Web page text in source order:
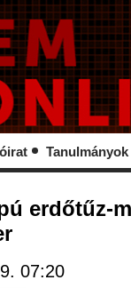
Tanulmányok
erdőtűz-
07:20